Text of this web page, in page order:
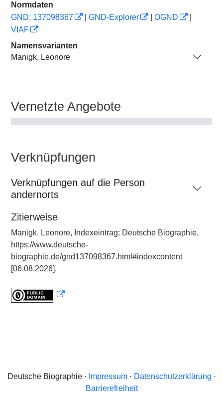
Normdaten
GND: 137098367
GND-Explorer OGND
VIAF
Namensvarianten
Manigk, Leonore
Vernetzte Angebote
Verknüpfungen
Verknüpfungen auf die Person
andernorts
Zitierweise
Manigk, Leonore, Indexeintrag: Deutsche Biographie,
https://www.deutsche-
biographie.de/gnd137098367.html#indexcontent
[06.08.2026].
Deutsche Biographie · Impressum· Datenschutzerklärung ·
Barrierefreiheit